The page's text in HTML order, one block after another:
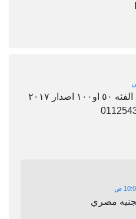
عايز مبلغ سوداني كبير شمالي الفئه ٥٠ او١٠٠ اصدار ٢٠١٧